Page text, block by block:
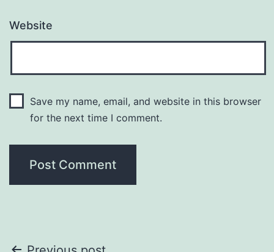
Website
Save my name, email, and website in this browser
for the next time I comment.